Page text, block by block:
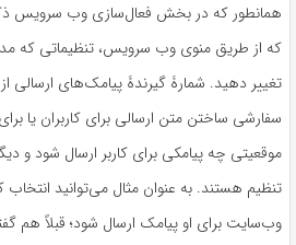
همانطور که در بخش فعال‌سازی وب سرویس
که از طریق منوی وب سرویس، تنظیماتی که
تغییر دهید. شمارۀ گیرندۀ پیامک‌های ارسالی
سفارشی ساختن متن ارسالی برای کاربران یا
موقعیتی چه پیامکی برای کاربر ارسال شود و
تنظیم هستند. به عنوان مثال می‌توانید انتخاب
وب‌سایت برای او پیامک ارسال شود؛ قبلاً هم